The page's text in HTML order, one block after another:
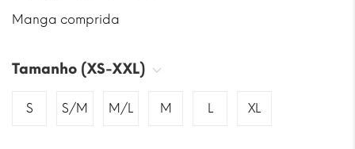
Manga comprida
Tamanho (XS-XXL)
S S/M M/L M L XL